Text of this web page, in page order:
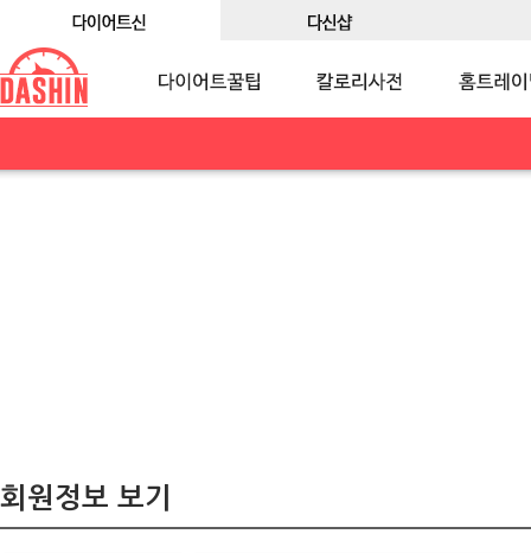
회원정보 보기